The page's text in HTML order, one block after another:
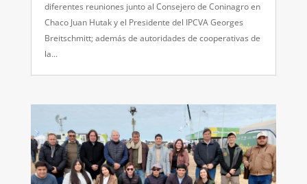
diferentes reuniones junto al Consejero de Coninagro en
Chaco Juan Hutak y el Presidente del IPCVA Georges
Breitschmitt; además de autoridades de cooperativas de
la...